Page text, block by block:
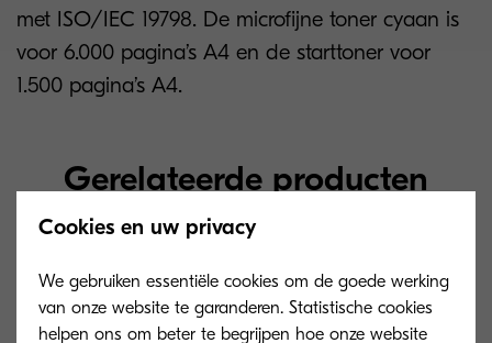
met ISO/IEC 19798. De microfijne toner cyaan is
voor 6.000 pagina’s A4 en de starttoner voor
1.500 pagina’s A4.
Gerelateerde producten
Cookies en uw privacy
We gebruiken essentiële cookies om de goede werking
van onze website te garanderen. Statistische cookies
helpen ons om beter te begrijpen hoe onze website